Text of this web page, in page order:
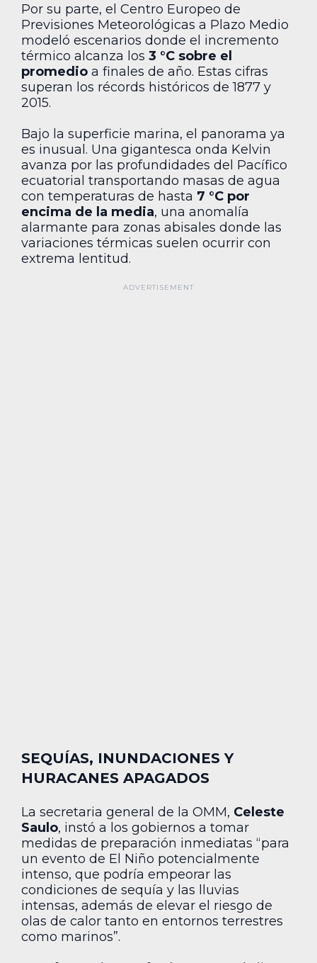
Por su parte, el Centro Europeo de
Previsiones Meteorológicas a Plazo Medio
modeló escenarios donde el incremento
térmico alcanza los 3 °C sobre el
promedio a finales de año. Estas cifras
superan los récords históricos de 1877 y
2015.
Bajo la superficie marina, el panorama ya
es inusual. Una gigantesca onda Kelvin
avanza por las profundidades del Pacífico
ecuatorial transportando masas de agua
con temperaturas de hasta 7 °C por
encima de la media, una anomalía
alarmante para zonas abisales donde las
variaciones térmicas suelen ocurrir con
extrema lentitud.
SEQUÍAS, INUNDACIONES Y
HURACANES APAGADOS
La secretaria general de la OMM, Celeste
Saulo, instó a los gobiernos a tomar
medidas de preparación inmediatas “para
un evento de El Niño potencialmente
intenso, que podría empeorar las
condiciones de sequía y las lluvias
intensas, además de elevar el riesgo de
olas de calor tanto en entornos terrestres
como marinos”.